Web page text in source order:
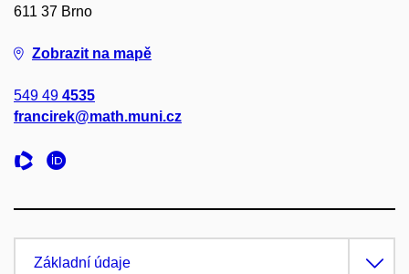
611 37 Brno
Zobrazit na mapě
549 49 4535
francirek@math.muni.cz
Základní údaje